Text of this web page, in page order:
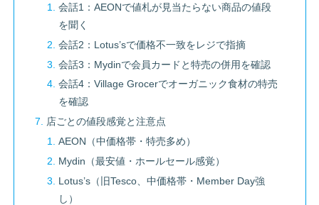
会話1：AEONで値札が見当たらない商品の値段
を聞く
会話2：Lotus’sで価格不一致をレジで指摘
会話3：Mydinで会員カードと特売の併用を確認
会話4：Village Grocerでオーガニック食材の特売
を確認
店ごとの値段感覚と注意点
AEON（中価格帯・特売多め）
Mydin（最安値・ホールセール感覚）
Lotus’s（旧Tesco、中価格帯・Member Day強
し）